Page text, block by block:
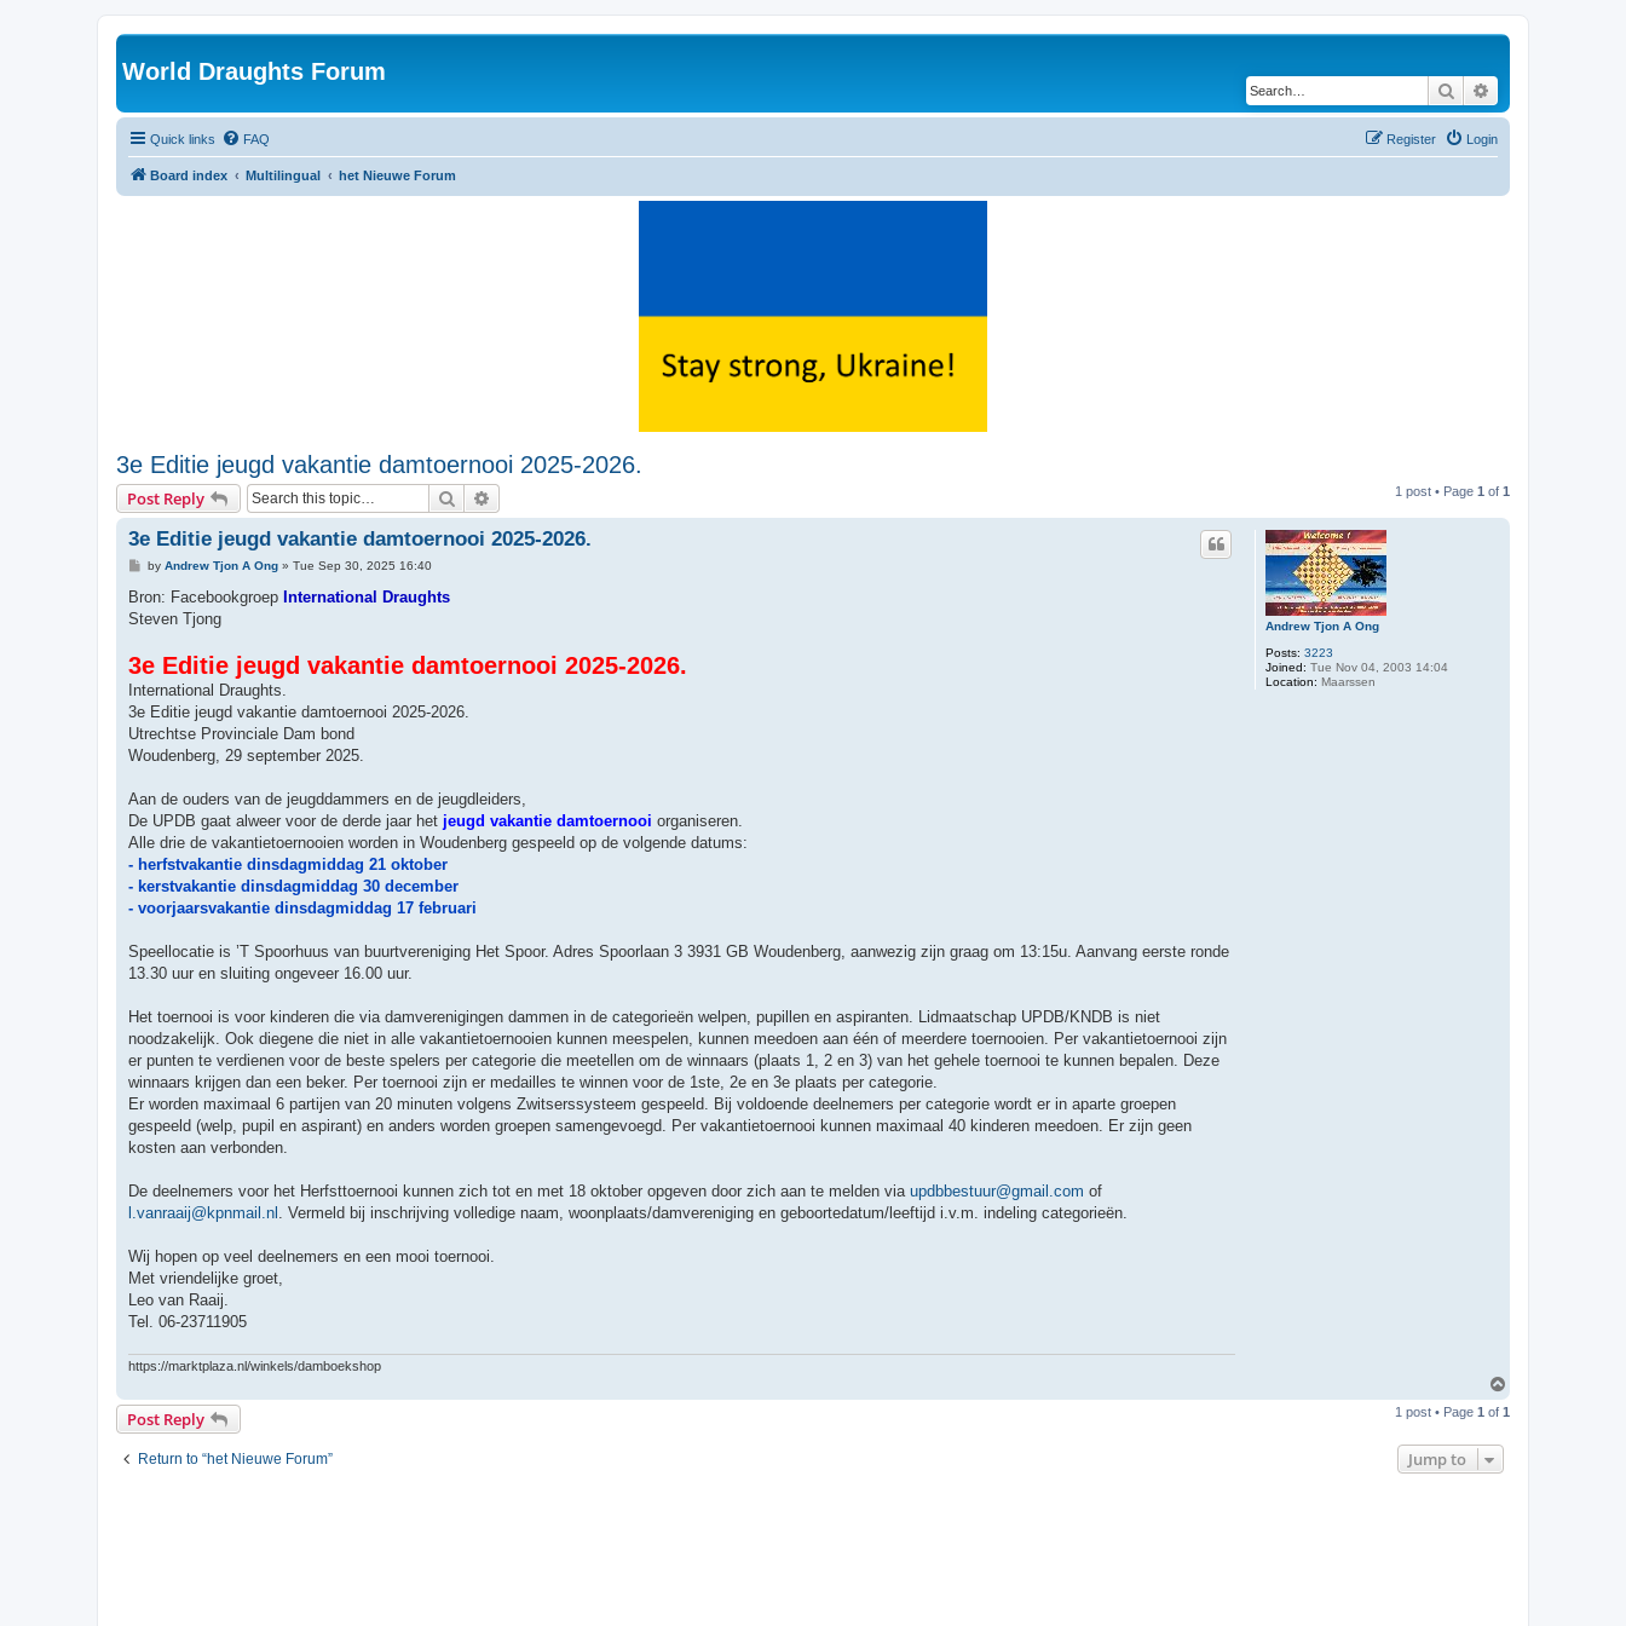
World Draughts Forum
Search
Quick links FAQ Login
Register
Board index Multilingual het Nieuwe Forum
3e Editie jeugd vakantie damtoernooi 2025-2026.
Post Reply Search 1 post • Page 1 of 1
Andrew Tjon A Ong
Posts: 3223
Joined: Tue Nov 04, 2003 14:04
Location: Maarssen
3e Editie jeugd vakantie damtoernooi 2025-2026.
P
s
by Andrew Tjon A Ong» Tue Sep 30, 2025 16:40
Bron: Facebookgroep International Draughts
Steven Tjong
3e Editie jeugd vakantie damtoernooi 2025-2026.
International Draughts.
3e Editie jeugd vakantie damtoernooi 2025-2026.
Utrechtse Provinciale Dam bond
Woudenberg, 29 september 2025.
Aan de ouders van de jeugddammers en de jeugdleiders,
De UPDB gaat alweer voor de derde jaar het jeugd vakantie damtoernooi organiseren.
Alle drie de vakantietoernooien worden in Woudenberg gespeeld op de volgende datums:
- herfstvakantie dinsdagmiddag 21 oktober
- kerstvakantie dinsdagmiddag 30 december
- voorjaarsvakantie dinsdagmiddag 17 februari
Speellocatie is ’T Spoorhuus van buurtvereniging Het Spoor. Adres Spoorlaan 3 3931 GB Woudenberg, aanwezig zijn graag om 13:15u. Aanvang eerste ronde
13.30 uur en sluiting ongeveer 16.00 uur.
Het toernooi is voor kinderen die via damverenigingen dammen in de categorieën welpen, pupillen en aspiranten. Lidmaatschap UPDB/KNDB is niet
noodzakelijk. Ook diegene die niet in alle vakantietoernooien kunnen meespelen, kunnen meedoen aan één of meerdere toernooien. Per vakantietoernooi zijn
er punten te verdienen voor de beste spelers per categorie die meetellen om de winnaars (plaats 1, 2 en 3) van het gehele toernooi te kunnen bepalen. Deze
winnaars krijgen dan een beker. Per toernooi zijn er medailles te winnen voor de 1ste, 2e en 3e plaats per categorie.
Er worden maximaal 6 partijen van 20 minuten volgens Zwitserssysteem gespeeld. Bij voldoende deelnemers per categorie wordt er in aparte groepen
gespeeld (welp, pupil en aspirant) en anders worden groepen samengevoegd. Per vakantietoernooi kunnen maximaal 40 kinderen meedoen. Er zijn geen
kosten aan verbonden.
De deelnemers voor het Herfsttoernooi kunnen zich tot en met 18 oktober opgeven door zich aan te melden via updbbestuur@gmail.com of
l.vanraaij@kpnmail.nl . Vermeld bij inschrijving volledige naam, woonplaats/damvereniging en geboortedatum/leeftijd i.v.m. indeling categorieën.
Wij hopen op veel deelnemers en een mooi toernooi.
Met vriendelijke groet,
Leo van Raaij.
Tel. 06-23711905
https://marktplaza.nl/winkels/damboekshop
p
Post Reply 1 post • Page 1 of 1
Return to “het Nieuwe Forum” Jump to